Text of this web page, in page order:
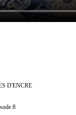
Click to unmute
D'ENCRE
8